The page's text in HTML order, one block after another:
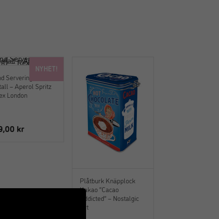
NYHET!
Serveringsbricka i
– Aperol Spritz
London
kr
Plåtburk Knäpplock
Kakao “Cacao
Addicted” – Nostalgic
Art